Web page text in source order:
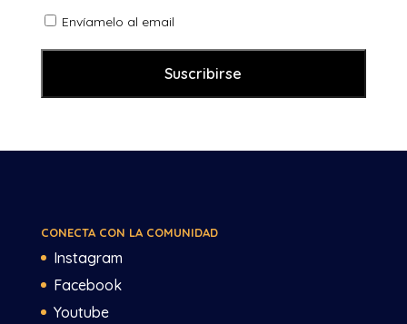
Envíamelo al email
CONECTA CON LA COMUNIDAD
Instagram
Facebook
Youtube